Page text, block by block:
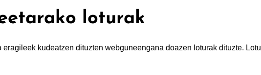
loturak
kudeatzen dituzten webguneengana doazen loturak dituzte.